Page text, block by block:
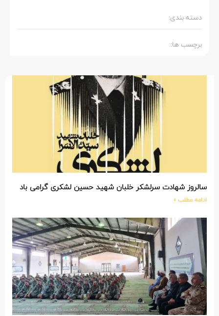
دسته بندی:
برچسب ها:
شهادت سرلشکر خلبان شهید حسین لشکری گرامی باد
مطلب »